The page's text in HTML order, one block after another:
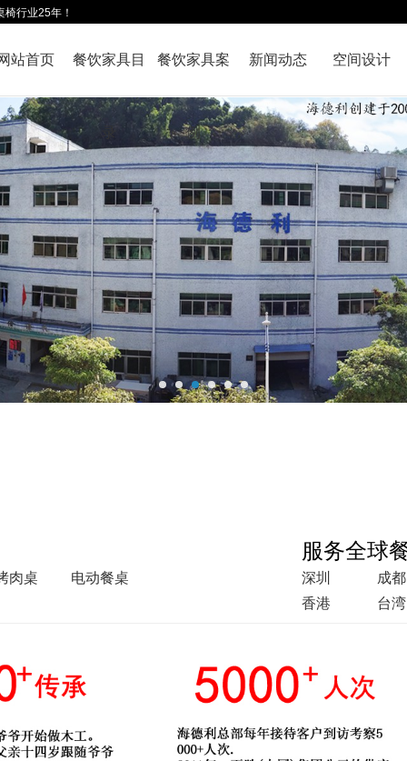
行业25年！
站首页 餐饮家具目 餐饮家具案
例
新闻动态 空间设计
肉桌 电动餐桌
服务全球
深圳
成都
香港
台湾